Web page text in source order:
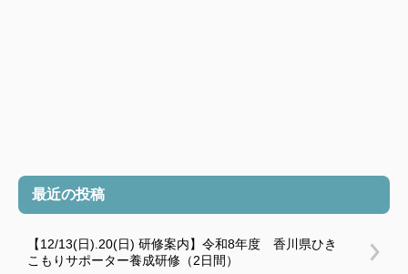
最近の投稿
【12/13(日).20(日) 研修案内】令和8年度 香川県ひき
こもりサポーター養成研修（2日間）